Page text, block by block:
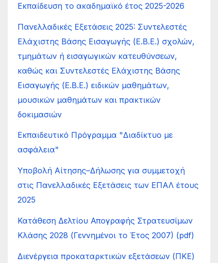
Εκπαίδευση το ακαδημαϊκό έτος 2025-2026
Πανελλαδικές Εξετάσεις 2025: Συντελεστές
Ελάχιστης Βάσης Εισαγωγής (Ε.Β.Ε.) σχολών,
τμημάτων ή εισαγωγικών κατευθύνσεων,
καθώς και Συντελεστές Ελάχιστης Βάσης
Εισαγωγής (Ε.Β.Ε.) ειδικών μαθημάτων,
μουσικών μαθημάτων και πρακτικών
δοκιμασιών
Εκπαιδευτικό Πρόγραμμα "Διαδίκτυο με
ασφάλεια"
Υποβολή Αίτησης–Δήλωσης για συμμετοχή
στις Πανελλαδικές Εξετάσεις των ΕΠΑΛ έτους
2025
Κατάθεση Δελτίου Απογραφής Στρατευσίμων
Κλάσης 2028 (Γεννημένοι το Έτος 2007) (pdf)
Διενέργεια προκαταρκτικών εξετάσεων (ΠΚΕ)